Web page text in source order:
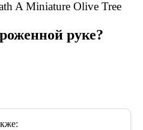
руке?